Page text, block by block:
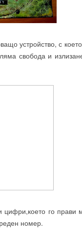
устройство, с
свобода и
го прави
номер.